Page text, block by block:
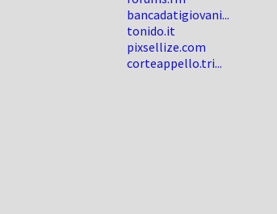
bancadatigiovani...
tonido.it
pixsellize.com
corteappello.tri...